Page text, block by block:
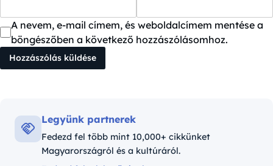
A nevem, e-mail címem, és weboldalcímem mentése a
böngészőben a következő hozzászólásomhoz.
Legyünk partnerek
Fedezd fel több mint 10,000+ cikkünket
Magyarországról és a kultúráról.